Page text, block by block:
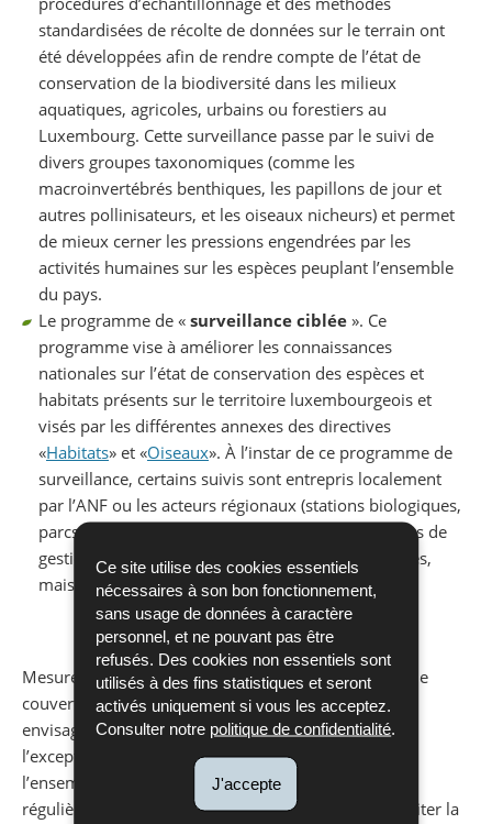
Ce site utilise des cookies essentiels
nécessaires à son bon fonctionnement,
sans usage de données à caractère
personnel, et ne pouvant pas être
refusés. Des cookies non essentiels sont
utilisés à des fins statistiques et seront
activés uniquement si vous les acceptez.
Consulter notre politique de confidentialité.
J'accepte
standardisées de récolte de données sur le terrain ont
été développées afin de rendre compte de l’état de
conservation de la biodiversité dans les milieux
aquatiques, agricoles, urbains ou forestiers au
Luxembourg. Cette surveillance passe par le suivi de
divers groupes taxonomiques (comme les
macroinvertébrés benthiques, les papillons de jour et
autres pollinisateurs, et les oiseaux nicheurs) et permet
de mieux cerner les pressions engendrées par les
activités humaines sur les espèces peuplant l’ensemble
du pays.
Le programme de « surveillance ciblée ». Ce
programme vise à améliorer les connaissances
nationales sur l’état de conservation des espèces et
habitats présents sur le territoire luxembourgeois et
visés par les différentes annexes des directives
«Habitats» et «Oiseaux». À l’instar de ce programme de
surveillance, certains suivis sont entrepris localement
par l’ANF ou les acteurs régionaux (stations biologiques,
parcs naturels…) dans le but d’évaluer des mesures de
gestion, notamment au niveau des zones protégées,
mais pas exclusivement.
Mesurer l’évolution de la biodiversité en assurant une
couverture exhaustive du Luxembourg n’est pas
envisageable pour d’évidentes raisons logistiques. A
l’exception d’espèces très localisées pour lesquelles
l’ensemble des populations peuvent être suivies
régulièrement, il est en général indispensable de limiter la